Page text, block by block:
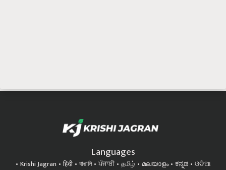
Languages
Krishi Jagran हिंदी বাঙালি ਪੰਜਾਬੀ தமிழ் മലയാളം ಕನ್ನಡ
ଓଡିଆ